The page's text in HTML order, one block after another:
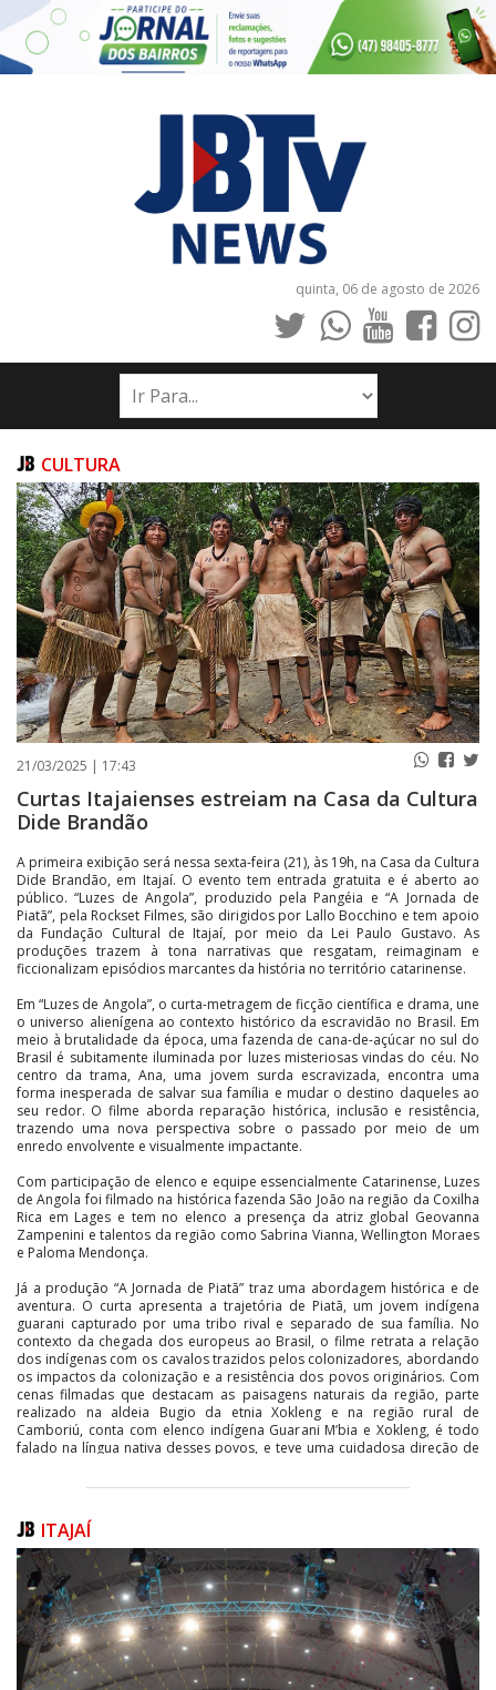
quinta, 06 de agosto de 2026
INÍCIO
NOTÍCIAS
PUBLICAÇÕES LEGAIS
CONTATO
CULTURA
21/03/2025 | 17:43
Curtas Itajaienses estreiam na Casa da Cultura
Dide Brandão
A primeira exibição será nessa sexta-feira (21), às 19h, na Casa da Cultura
Dide Brandão, em Itajaí. O evento tem entrada gratuita e é aberto ao
público. “Luzes de Angola”, produzido pela Pangéia e “A Jornada de
Piatã”, pela Rockset Filmes, são dirigidos por Lallo Bocchino e tem apoio
da Fundação Cultural de Itajaí, por meio da Lei Paulo Gustavo. As
produções trazem à tona narrativas que resgatam, reimaginam e
ficcionalizam episódios marcantes da história no território catarinense.
Em “Luzes de Angola”, o curta-metragem de ficção científica e drama, une
o universo alienígena ao contexto histórico da escravidão no Brasil. Em
meio à brutalidade da época, uma fazenda de cana-de-açúcar no sul do
Brasil é subitamente iluminada por luzes misteriosas vindas do céu. No
centro da trama, Ana, uma jovem surda escravizada, encontra uma
forma inesperada de salvar sua família e mudar o destino daqueles ao
seu redor. O filme aborda reparação histórica, inclusão e resistência,
trazendo uma nova perspectiva sobre o passado por meio de um
enredo envolvente e visualmente impactante.
Com participação de elenco e equipe essencialmente Catarinense, Luzes
de Angola foi filmado na histórica fazenda São João na região da Coxilha
Rica em Lages e tem no elenco a presença da atriz global Geovanna
Zampenini e talentos da região como Sabrina Vianna, Wellington Moraes
e Paloma Mendonça.
Já a produção “A Jornada de Piatã” traz uma abordagem histórica e de
aventura. O curta apresenta a trajetória de Piatã, um jovem indígena
guarani capturado por uma tribo rival e separado de sua família. No
contexto da chegada dos europeus ao Brasil, o filme retrata a relação
dos indígenas com os cavalos trazidos pelos colonizadores, abordando
os impactos da colonização e a resistência dos povos originários. Com
cenas filmadas que destacam as paisagens naturais da região, parte
realizado na aldeia Bugio da etnia Xokleng e na região rural de
Camboriú, conta com elenco indígena Guarani M’bia e Xokleng, é todo
falado na língua nativa desses povos, e teve uma cuidadosa direção de
memória indígena.
ITAJAÍ